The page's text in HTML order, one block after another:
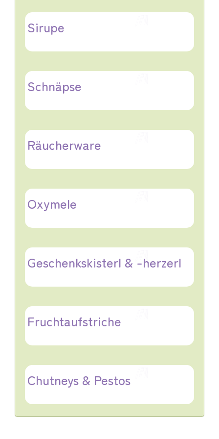
Sirupe
Schnäpse
Räucherware
Oxymele
Geschenkskisterl & -herzerl
Fruchtaufstriche
Chutneys & Pestos